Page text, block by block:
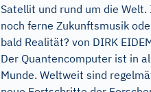
Satellit und rund um die Welt.
noch ferne Zukunftsmusik
bald Realität? von DIRK
Der Quantencomputer ist in
Munde. Weltweit sind